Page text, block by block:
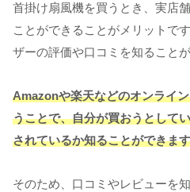
首掛け扇風機を買うとき、実店
ことができることがメリットで
ザーの評価や口コミを知ることが
Amazonや楽天などのオンライ
うことで、自分が買おうとして
されているか知ることができま
そのため、口コミやレビューを